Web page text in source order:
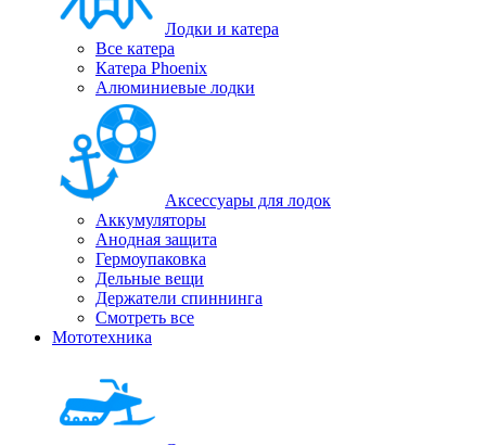
Лодки и катера
Все катера
Катера Phoenix
Алюминиевые лодки
Аксессуары для лодок
Аккумуляторы
Анодная защита
Гермоупаковка
Дельные вещи
Держатели спиннинга
Смотреть все
Мототехника